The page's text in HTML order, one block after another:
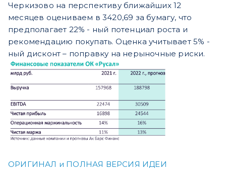
Черкизово на перспективу ближайших 12
месяцев оцениваем в 3420,69 за бумагу, что
предполагает 22% - ный потенциал роста и
рекомендацию покупать. Оценка учитывает 5% -
ный дисконт – поправку на нерыночные риски.
ОРИГИНАЛ и ПОЛНАЯ ВЕРСИЯ ИДЕИ